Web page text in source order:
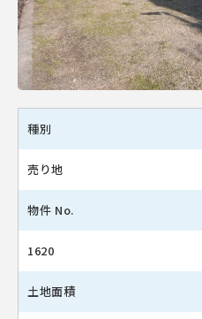
種別
売り地
物件 No.
1620
土地面積